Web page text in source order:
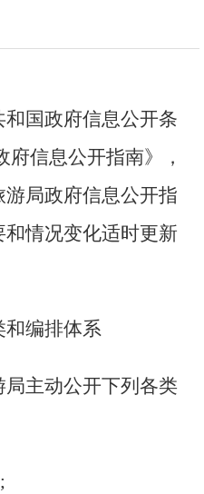
国政府信息公开条
信息公开指南》，
局政府信息公开指
情况变化适时更新
和编排体系
局主动公开下列各类